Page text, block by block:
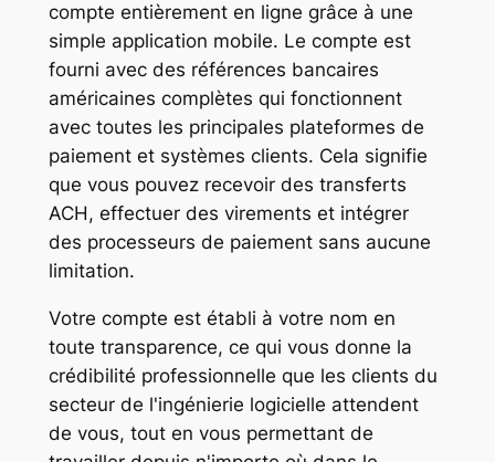
compte entièrement en ligne grâce à une
simple application mobile. Le compte est
fourni avec des références bancaires
américaines complètes qui fonctionnent
avec toutes les principales plateformes de
paiement et systèmes clients. Cela signifie
que vous pouvez recevoir des transferts
ACH, effectuer des virements et intégrer
des processeurs de paiement sans aucune
limitation.
Votre compte est établi à votre nom en
toute transparence, ce qui vous donne la
crédibilité professionnelle que les clients du
secteur de l'ingénierie logicielle attendent
de vous, tout en vous permettant de